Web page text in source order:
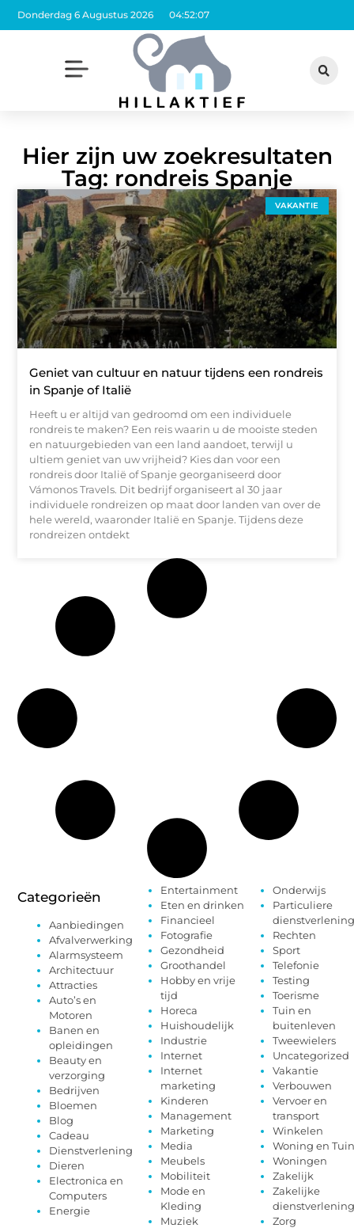
Donderdag 6 Augustus 2026 04:52:08
Hier zijn uw zoekresultaten
Tag: rondreis Spanje
VAKANTIE
Geniet van cultuur en natuur tijdens een rondreis
in Spanje of Italië
Heeft u er altijd van gedroomd om een individuele
rondreis te maken? Een reis waarin u de mooiste steden
en natuurgebieden van een land aandoet, terwijl u
ultiem geniet van uw vrijheid? Kies dan voor een
rondreis door Italië of Spanje georganiseerd door
Vámonos Travels. Dit bedrijf organiseert al 30 jaar
individuele rondreizen op maat door landen van over de
hele wereld, waaronder Italië en Spanje. Tijdens deze
rondreizen ontdekt
Categorieën
Aanbiedingen
Afvalverwerking
Alarmsysteem
Architectuur
Attracties
Auto’s en
Motoren
Banen en
opleidingen
Beauty en
verzorging
Bedrijven
Bloemen
Blog
Cadeau
Dienstverlening
Dieren
Electronica en
Computers
Energie
Entertainment
Eten en drinken
Financieel
Fotografie
Gezondheid
Groothandel
Hobby en vrije
tijd
Horeca
Huishoudelijk
Industrie
Internet
Internet
marketing
Kinderen
Management
Marketing
Media
Meubels
Mobiliteit
Mode en
Kleding
Muziek
Onderwijs
Particuliere
dienstverlening
Rechten
Sport
Telefonie
Testing
Toerisme
Tuin en
buitenleven
Tweewielers
Uncategorized
Vakantie
Verbouwen
Vervoer en
transport
Winkelen
Woning en Tuin
Woningen
Zakelijk
Zakelijke
dienstverlening
Zorg